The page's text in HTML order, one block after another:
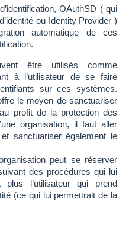
OAuthSD ( qui
ou Identity Provider )
automatique de ces
être utilisés comme
à l’utilisateur de se faire
sur ces systèmes.
le moyen de sanctuariser
profit de la protection des
organisation, il faut aller
sanctuariser également le
peut se réserver
des procédures qui lui
l’utilisateur qui prend
(ce qui lui permettrait de la